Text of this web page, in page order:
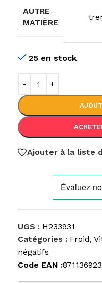
AUTRE
MATIÈRE
25 en stock
Ajouter à la liste
UGS : H233931
Catégories : Froid,
négatifs
Code EAN :